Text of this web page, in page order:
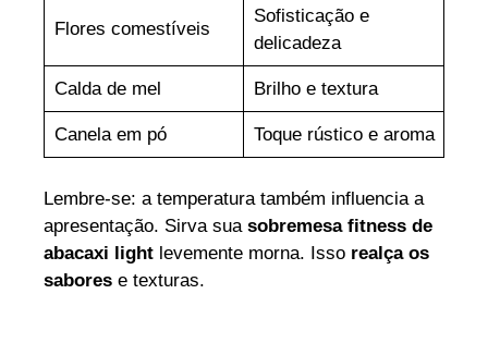
Flores comestíveis
Sofisticação e
delicadeza
Calda de mel Brilho e textura
Canela em pó Toque rústico e aroma
Lembre-se: a temperatura também influencia a
apresentação. Sirva sua sobremesa fitness de
abacaxi light levemente morna. Isso realça os
sabores e texturas.